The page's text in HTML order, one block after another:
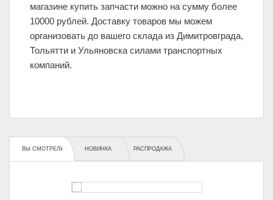
магазине купить запчасти можно на сумму более
10000 рублей. Доставку товаров мы можем
организовать до вашего склада из Димитровграда,
Тольятти и Ульяновска силами транспортных
компаний.
ВЫ СМОТРЕЛИ НОВИНКА РАСПРОДАЖА